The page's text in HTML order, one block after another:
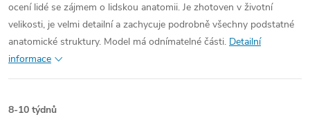
ocení lidé se zájmem o lidskou anatomii. Je zhotoven v životní
velikosti, je velmi detailní a zachycuje podrobně všechny podstatné
anatomické struktury. Model má odnímatelné části. Detailní
informace
8-10 týdnů